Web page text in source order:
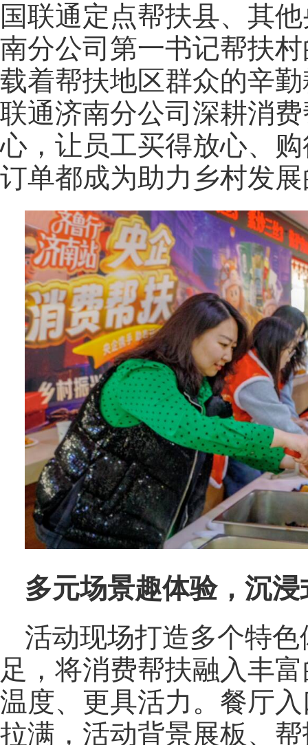
国联通定点帮扶县、其
南分公司第一书记帮扶
载着帮扶地区群众的辛
联通济南分公司深耕消
心，让员工买得放心、
订单都成为助力乡村发
多元场景趣体验，沉
活动现场打造多个特
足，将消费帮扶融入丰
温度、更具活力。餐厅
拉满，活动背景展板、